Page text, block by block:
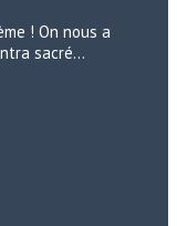
! On nous a
sacré…